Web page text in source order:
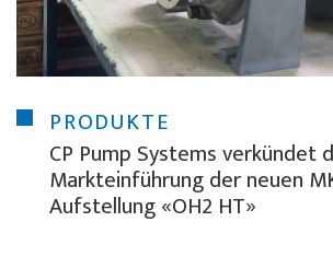
PRODUKTE
CP Pump Systems verkündet
Markteinführung der neuen
Aufstellung «OH2 HT»